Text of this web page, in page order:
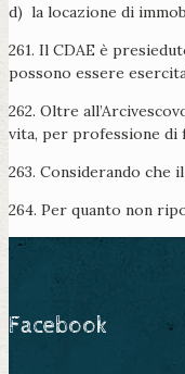
d) la locazione di
261. Il CDAE è
possono essere
262. Oltre
vita, per professione di
263. Considerando che
264. Per quanto non
Facebook